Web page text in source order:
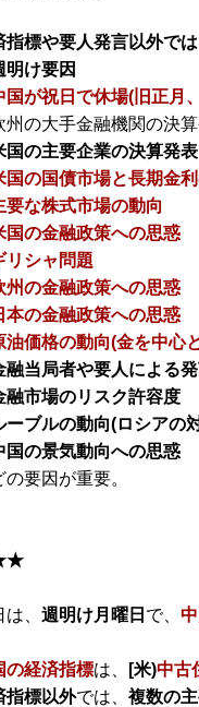
指標や要人発言以外では
明け要因
国が祝日で休場(旧正月
州の大手金融機関の決
国の主要企業の決算発表
国の国債市場と長期金
要な株式市場の動向
国の金融政策への思惑
リシャ問題
州の金融政策への思惑
本の金融政策への思惑
油価格の動向(金を中心
融当局者や要人による
融市場のリスク許容度
ーブルの動向(ロシアの
国の景気動向への思惑
の要因が重要。
、 週明け月曜日 で、
の経済指標は、 [米)中古
指標以外では、 複数の